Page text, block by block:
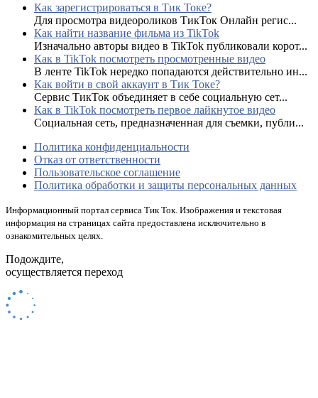
Как зарегистрироваться в Тик Токе?
Для просмотра видеороликов ТикТок Онлайн регис...
Как найти название фильма из TikTok
Изначально авторы видео в TikTok публиковали корот...
Как в TikTok посмотреть просмотренные видео
В ленте TikTok нередко попадаются действительно ин...
Как войти в свой аккаунт в Тик Токе?
Сервис ТикТок объединяет в себе социальную сет...
Как в TikTok посмотреть первое лайкнутое видео
Социальная сеть, предназначенная для съемки, публи...
Политика конфиденциальности
Отказ от ответственности
Пользовательское соглашение
Политика обработки и защиты персональных данных
Информационный портал сервиса Тик Ток. Изображения и текстовая
информация на страницах сайта предоставлена исключительно в
ознакомительных целях.
Подождите,
осуществляется переход